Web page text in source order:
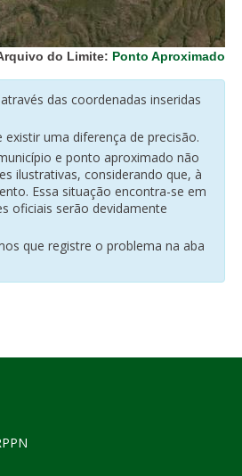
do Limite: Ponto Aproximado
das coordenadas inseridas
uma diferença de precisão.
e ponto aproximado não
ilustrativas, considerando que, à
Essa situação encontra-se em
oficiais serão devidamente
que registre o problema na aba